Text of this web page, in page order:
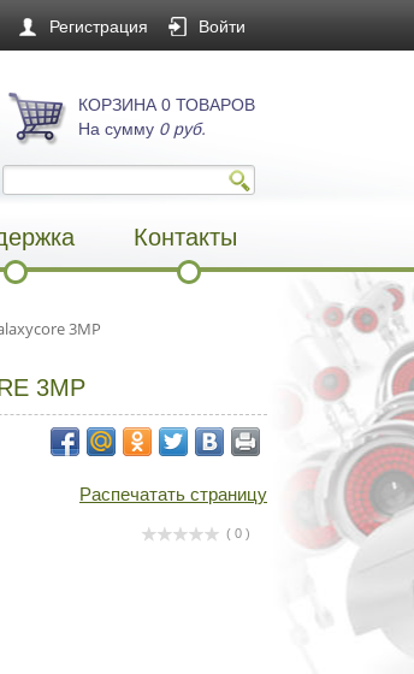
Регистрация Войти
КОРЗИНА 0 ТОВАРОВ
На сумму 0 руб.
Контакты
3MP
3MP
Распечатать страницу
( 0 )